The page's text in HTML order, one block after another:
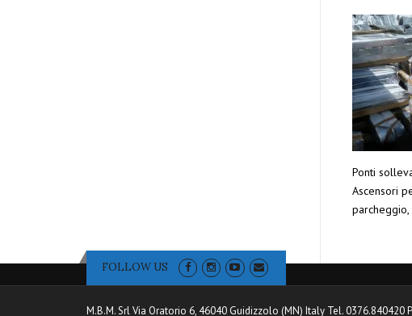
Ponti
Ascensori
FOLLOW US
M.B.M. Srl Via Oratorio 6, 46040 Guidizzolo (MN) Italy Tel. 0376.840420